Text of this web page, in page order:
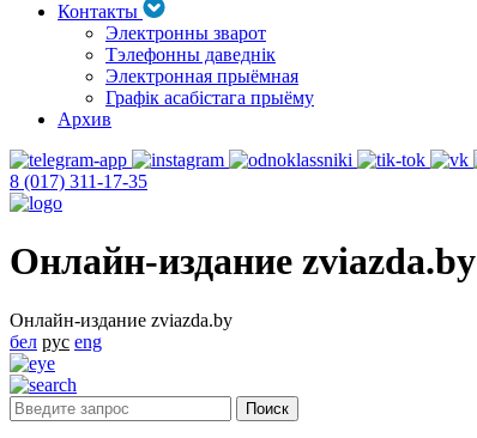
Контакты
Электронны зварот
Тэлефонны даведнік
Электронная прыёмная
Графік асабістага прыёму
Архив
8 (017) 311-17-35
Онлайн-издание zviazda.by
Онлайн-издание zviazda.by
бел рус eng